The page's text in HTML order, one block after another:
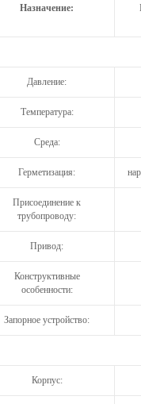
Назначение:
Давление:
Температура:
Среда:
Герметизация:
Присоединение к
трубопроводу:
Привод:
Конструктивные
особенности:
Запорное устройство:
Корпус: